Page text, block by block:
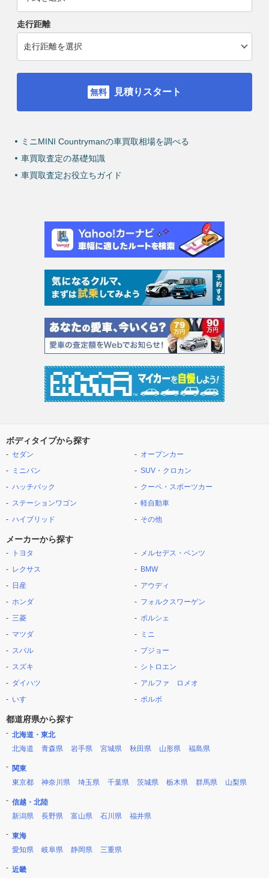
走行距離
見積りスタート
ミニMINI Countrymanの車買取相場を調べる
車買取査定の基礎知識
車買取査定お役立ちガイド
ボディタイプから探す
セダン
ミニバン
ハッチバック
ステーションワゴン
ハイブリッド
オープンカー
SUV・クロカン
クーペ・スポーツカー
軽自動車
その他
メーカーから探す
トヨタ
レクサス
日産
ホンダ
三菱
マツダ
スバル
スズキ
ダイハツ
いすゞ
メルセデス・ベンツ
BMW
アウディ
フォルクスワーゲン
ポルシェ
ミニ
プジョー
シトロエン
アルファ ロメオ
ボルボ
都道府県から探す
北海道・東北
北海道
青森県 岩手県 宮城県 秋田県 山形県 福島県
関東
東京都
神奈川県 埼玉県 千葉県 茨城県 栃木県 群馬県 山梨県
信越・北陸
新潟県
長野県 富山県 石川県 福井県
東海
愛知県
岐阜県 静岡県 三重県
近畿